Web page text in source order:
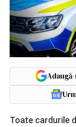
Toate cardurile